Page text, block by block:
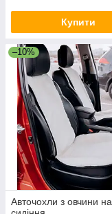
Купити
–10%
Авточохли з овчини на